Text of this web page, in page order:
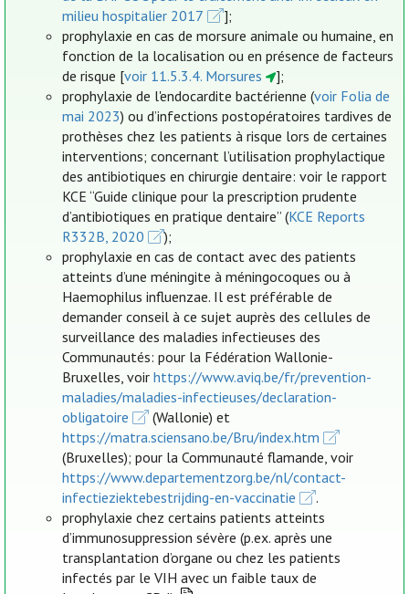
milieu hospitalier 2017
];
prophylaxie en cas de morsure animale ou humaine, en
fonction de la localisation ou en présence de facteurs
de risque [voir 11.5.3.4. Morsures
];
prophylaxie de l'endocardite bactérienne (voir Folia de
mai 2023) ou d’infections postopératoires tardives de
prothèses chez les patients à risque lors de certaines
interventions; concernant l’utilisation prophylactique
des antibiotiques en chirurgie dentaire: voir le rapport
KCE “Guide clinique pour la prescription prudente
d’antibiotiques en pratique dentaire” (KCE Reports
R332B, 2020
);
prophylaxie en cas de contact avec des patients
atteints d’une méningite à méningocoques ou à
Haemophilus influenzae. Il est préférable de
demander conseil à ce sujet auprès des cellules de
surveillance des maladies infectieuses des
Communautés: pour la Fédération Wallonie-
Bruxelles, voirhttps://www.aviq.be/fr/prevention-
maladies/maladies-infectieuses/declaration-
obligatoire
(Wallonie) et
https://matra.sciensano.be/Bru/index.htm
(Bruxelles); pour la Communauté flamande, voir
https://www.departementzorg.be/nl/contact-
infectieziektebestrijding-en-vaccinatie
.
prophylaxie chez certains patients atteints
d’immunosuppression sévère (p.ex. après une
transplantation d’organe ou chez les patients
infectés par le VIH avec un faible taux de